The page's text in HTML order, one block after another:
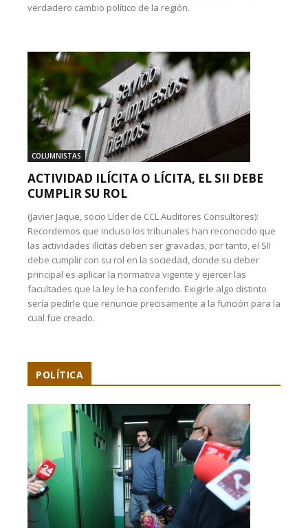
verdadero cambio político de la región.
COLUMNISTAS
ACTIVIDAD ILÍCITA O LÍCITA, EL SII DEBE
CUMPLIR SU ROL
(Javier Jaque, socio Líder de CCL Auditores Consultores):
Recordemos que incluso los tribunales han reconocido que
las actividades ilícitas deben ser gravadas, por tanto, el SII
debe cumplir con su rol en la sociedad, donde su deber
principal es aplicar la normativa vigente y ejercer las
facultades que la ley le ha conferido. Exigirle algo distinto
sería pedirle que renuncie precisamente a la función para la
cual fue creado.
POLÍTICA